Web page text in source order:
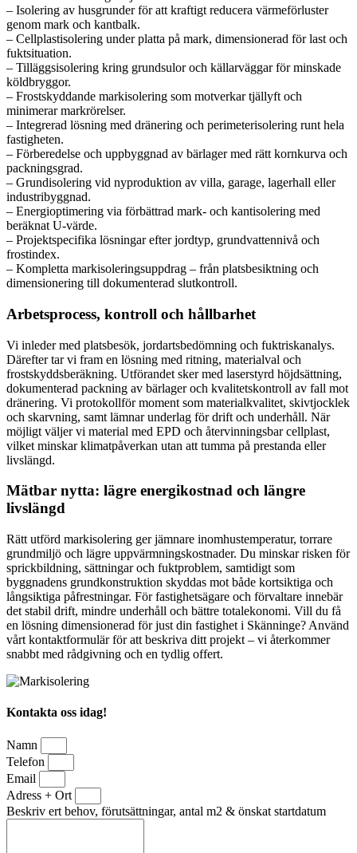
– Isolering av husgrunder för att kraftigt reducera värmeförluster
genom mark och kantbalk.
– Cellplastisolering under platta på mark, dimensionerad för last och
fuktsituation.
– Tilläggsisolering kring grundsulor och källarväggar för minskade
köldbryggor.
– Frostskyddande markisolering som motverkar tjällyft och
minimerar markrörelser.
– Integrerad lösning med dränering och perimeterisolering runt hela
fastigheten.
– Förberedelse och uppbyggnad av bärlager med rätt kornkurva och
packningsgrad.
– Grundisolering vid nyproduktion av villa, garage, lagerhall eller
industribyggnad.
– Energioptimering via förbättrad mark- och kantisolering med
beräknat U-värde.
– Projektspecifika lösningar efter jordtyp, grundvattennivå och
frostindex.
– Kompletta markisoleringsuppdrag – från platsbesiktning och
dimensionering till dokumenterad slutkontroll.
Arbetsprocess, kontroll och hållbarhet
Vi inleder med platsbesök, jordartsbedömning och fuktriskanalys.
Därefter tar vi fram en lösning med ritning, materialval och
frostskyddsberäkning. Utförandet sker med laserstyrd höjdsättning,
dokumenterad packning av bärlager och kvalitetskontroll av fall mot
dränering. Vi protokollför moment som materialkvalitet, skivtjocklek
och skarvning, samt lämnar underlag för drift och underhåll. När
möjligt väljer vi material med EPD och återvinningsbar cellplast,
vilket minskar klimatpåverkan utan att tumma på prestanda eller
livslängd.
Mätbar nytta: lägre energikostnad och längre
livslängd
Rätt utförd markisolering ger jämnare inomhustemperatur, torrare
grundmiljö och lägre uppvärmningskostnader. Du minskar risken för
sprickbildning, sättningar och fuktproblem, samtidigt som
byggnadens grundkonstruktion skyddas mot både kortsiktiga och
långsiktiga påfrestningar. För fastighetsägare och förvaltare innebär
det stabil drift, mindre underhåll och bättre totalekonomi. Vill du få
en lösning dimensionerad för just din fastighet i Skänninge? Använd
vårt kontaktformulär för att beskriva ditt projekt – vi återkommer
snabbt med rådgivning och en tydlig offert.
Kontakta oss idag!
Namn
Telefon
Email
Adress + Ort
Beskriv ert behov, förutsättningar, antal m2 & önskat startdatum